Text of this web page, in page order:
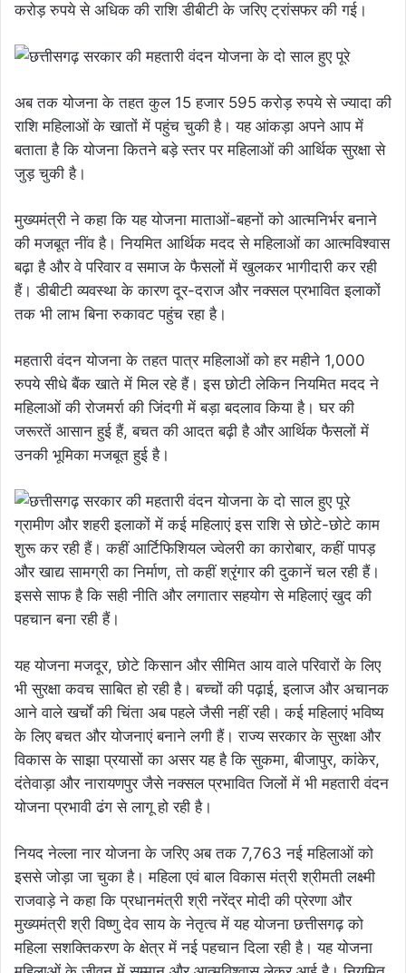
करोड़ रुपये से अधिक की राशि डीबीटी के जरिए ट्रांसफर की गई।
अब तक योजना के तहत कुल 15 हजार 595 करोड़ रुपये से ज्यादा की
राशि महिलाओं के खातों में पहुंच चुकी है। यह आंकड़ा अपने आप में
बताता है कि योजना कितने बड़े स्तर पर महिलाओं की आर्थिक सुरक्षा से
जुड़ चुकी है।
मुख्यमंत्री ने कहा कि यह योजना माताओं-बहनों को आत्मनिर्भर बनाने
की मजबूत नींव है। नियमित आर्थिक मदद से महिलाओं का आत्मविश्वास
बढ़ा है और वे परिवार व समाज के फैसलों में खुलकर भागीदारी कर रही
हैं। डीबीटी व्यवस्था के कारण दूर-दराज और नक्सल प्रभावित इलाकों
तक भी लाभ बिना रुकावट पहुंच रहा है।
महतारी वंदन योजना के तहत पात्र महिलाओं को हर महीने 1,000
रुपये सीधे बैंक खाते में मिल रहे हैं। इस छोटी लेकिन नियमित मदद ने
महिलाओं की रोजमर्रा की जिंदगी में बड़ा बदलाव किया है। घर की
जरूरतें आसान हुई हैं, बचत की आदत बढ़ी है और आर्थिक फैसलों में
उनकी भूमिका मजबूत हुई है।
ग्रामीण और शहरी इलाकों में कई महिलाएं इस राशि से छोटे-छोटे काम
शुरू कर रही हैं। कहीं आर्टिफिशियल ज्वेलरी का कारोबार, कहीं पापड़
और खाद्य सामग्री का निर्माण, तो कहीं श्रृंगार की दुकानें चल रही हैं।
इससे साफ है कि सही नीति और लगातार सहयोग से महिलाएं खुद की
पहचान बना रही हैं।
यह योजना मजदूर, छोटे किसान और सीमित आय वाले परिवारों के लिए
भी सुरक्षा कवच साबित हो रही है। बच्चों की पढ़ाई, इलाज और अचानक
आने वाले खर्चों की चिंता अब पहले जैसी नहीं रही। कई महिलाएं भविष्य
के लिए बचत और योजनाएं बनाने लगी हैं। राज्य सरकार के सुरक्षा और
विकास के साझा प्रयासों का असर यह है कि सुकमा, बीजापुर, कांकेर,
दंतेवाड़ा और नारायणपुर जैसे नक्सल प्रभावित जिलों में भी महतारी वंदन
योजना प्रभावी ढंग से लागू हो रही है।
नियद नेल्ला नार योजना के जरिए अब तक 7,763 नई महिलाओं को
इससे जोड़ा जा चुका है। महिला एवं बाल विकास मंत्री श्रीमती लक्ष्मी
राजवाड़े ने कहा कि प्रधानमंत्री श्री नरेंद्र मोदी की प्रेरणा और
मुख्यमंत्री श्री विष्णु देव साय के नेतृत्व में यह योजना छत्तीसगढ़ को
महिला सशक्तिकरण के क्षेत्र में नई पहचान दिला रही है। यह योजना